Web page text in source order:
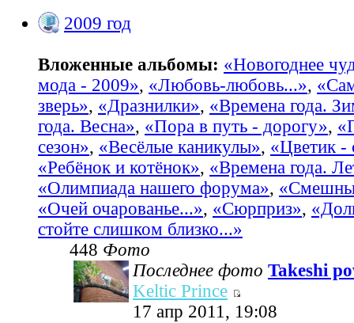
2009 год
Вложенные альбомы: «Новогоднее
мода - 2009», «Любовь-любовь...»,
зверь», «Дразнилки», «Времена года.
года. Весна», «Пора в путь - дорогу»,
сезон», «Весёлые каникулы», «Цветик -
«Ребёнок и котёнок», «Времена года.
«Олимпиада нашего форума»,
«Очей очарованье...», «Сюрприз»,
стойте слишком близко...»
448 Фото
Последнее фото Takeshi
Keltic Prince
17 апр 2011, 19:08